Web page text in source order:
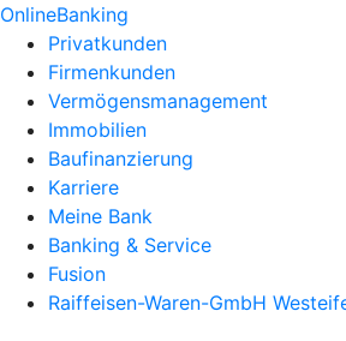
OnlineBanking
Privatkunden
Firmenkunden
Vermögensmanagement
Immobilien
Baufinanzierung
Karriere
Meine Bank
Banking & Service
Fusion
Raiffeisen-Waren-GmbH